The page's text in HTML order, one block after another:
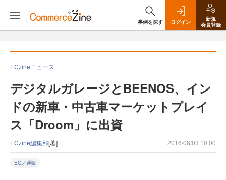
事例を探す ログイン
新規
会員登録
ECzineニュース
デジタルガレージとBEENOS、イン
ドの新車・中古車マーケットプレイ
ス「Droom」に出資
ECzine編集部[著] 2016/06/03 10:00
EC／通販